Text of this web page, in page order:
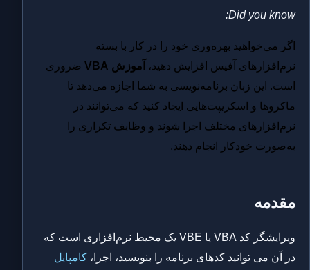
Did you know:
اگر می‌خواهید بهره‌وری خود را در کار با بسته
نرم‌افزارهای آفیس افزایش دهید،
آموزش VBA
ضروری
است. این زبان برنامه‌نویسی به شما اجازه می‌دهد تا
ماکروها و اسکریپت‌هایی ایجاد کنید که می‌توانند در
نرم‌افزارهای مختلف اجرا شوند و وظایف تکراری را
به‌صورت خودکار انجام دهند.
مقدمه
ویرایشگر کد VBA یا VBE یک محیط نرم‌افزاری است که
در آن می توانید کدهای برنامه را بنویسید، اجرا، کامپایل